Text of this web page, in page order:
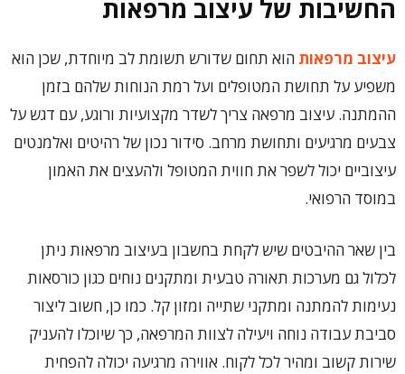
החשיבות של עיצוב מרפאות
עיצוב מרפאות הוא תחום שדורש תשומת לב מיוחדת, שכן הוא
משפיע על תחושת המטופלים ועל רמת הנוחות שלהם בזמן
ההמתנה. עיצוב מרפאה צריך לשדר מקצועיות ורוגע, עם דגש על
צבעים מרגיעים ותחושת מרחב. סידור נכון של רהיטים ואלמנטים
עיצוביים יכול לשפר את חווית המטופל ולהעצים את האמון
במוסד הרפואי.
בין שאר ההיבטים שיש לקחת בחשבון בעיצוב מרפאות ניתן
לכלול גם מערכות תאורה טבעית ומתקנים נוחים כגון כורסאות
נעימות להמתנה ומתקני שתייה ומזון קל. כמו כן, חשוב ליצור
סביבת עבודה נוחה ויעילה לצוות המרפאה, כך שיוכלו להעניק
שירות קשוב ומהיר לכל לקוח. אווירה מרגיעה יכולה להפחית